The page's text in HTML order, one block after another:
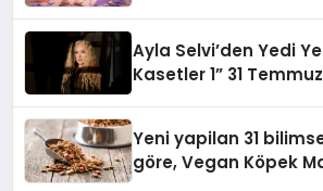
Ayla Selvi’den Yedi
Kasetler 1” 31
Yeni yapilan 31
göre, Vegan Köpek